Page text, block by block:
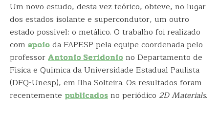
Um novo estudo, desta vez teórico, obteve, no lugar
dos estados isolante e supercondutor, um outro
estado possível: o metálico. O trabalho foi realizado
com apoioda FAPESP pela equipe coordenada pelo
professorAntonio Seridoniono Departamento de
Física e Química da Universidade Estadual Paulista
(DFQ-Unesp), em Ilha Solteira. Os resultados foram
recentemente publicadosno periódico 2D Materials.